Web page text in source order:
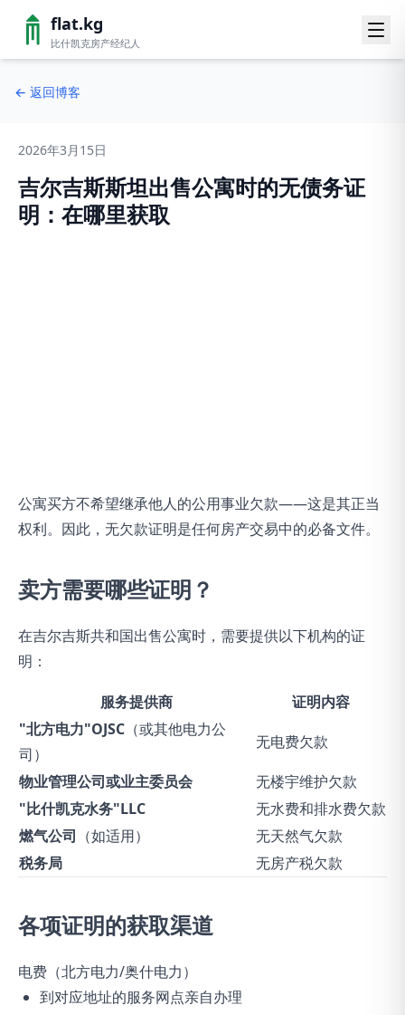
flat.kg
比什凯克房产经纪人
← 返回博客
2026年3月15日
吉尔吉斯斯坦出售公寓时的无债务证
明：在哪里获取
公寓买方不希望继承他人的公用事业欠款——这是其正当
权利。因此，无欠款证明是任何房产交易中的必备文件。
卖方需要哪些证明？
在吉尔吉斯共和国出售公寓时，需要提供以下机构的证
明：
服务提供商
证明内容
"北方电力"OJSC （或其他电力公
司）
无电费欠款
物业管理公司或业主委员会
无楼宇维护欠款
"比什凯克水务"LLC
无水费和排水费欠款
燃气公司 （如适用）
无天然气欠款
税务局
无房产税欠款
各项证明的获取渠道
电费（北方电力/奥什电力）
到对应地址的服务网点亲自办理